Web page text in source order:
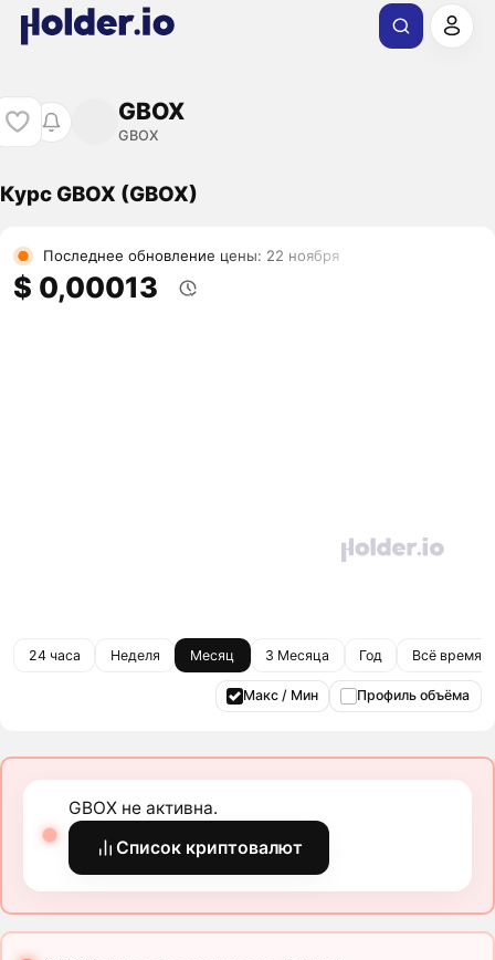
GBOX
GBOX
Курс GBOX (GBOX)
Последнее обновление цены: 22 ноября
$ 0,00013
24 часа Неделя Месяц 3 Месяца Год Всё время
Макс / Мин Профиль объёма
GBOX не активна.
Список криптовалют